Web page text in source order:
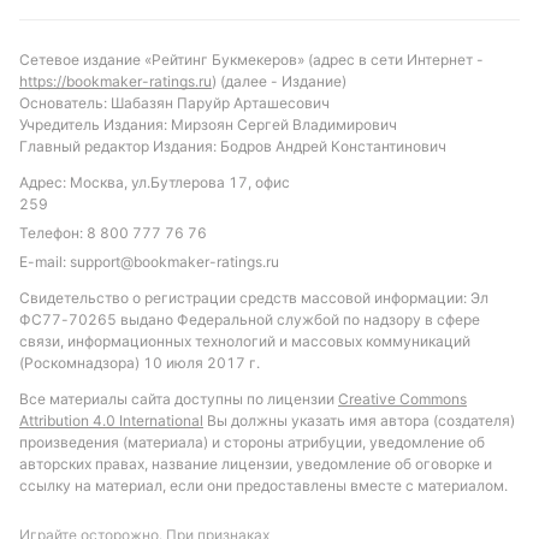
встреч, можно предположить, что матч будет
напряженным и сбалансированным, с
вероятностью ничейного результата или
минимальной победы Замалека. Рекомендуется
обратить внимание на ставку на тотал голов
больше 1.5, учитывая, что в большинстве очных
встреч забивалось не менее двух мячей. Также
интересной может стать ставка на победу
Керамики Клеопатра по аутам во втором тайме с
форой -1.5, учитывая их стабильность в этом
показателе. Такой подход позволит учесть
особенности игры обеих команд и повысить шансы
на успешный прогноз.
Обновлено:
Автор
Сетевое издание «Рейтинг Букмекеров» (адрес в сети Интернет -
https://bookmaker-ratings.ru) (далее - Издание)
Основатель: Шабазян Паруйр Арташесович
Учредитель Издания: Мирзоян Сергей Владимирович
Главный редактор Издания: Бодров Андрей Константинович
Адрес: Москва, ул.Бутлерова 17, офис
259
Телефон: 8 800 777 76 76
E-mail: support@bookmaker-ratings.ru
Свидетельство о регистрации средств массовой информации: Эл
ФС77-70265 выдано Федеральной службой по надзору в сфере
связи, информационных технологий и массовых коммуникаций
(Роскомнадзора) 10 июля 2017 г.
Все материалы сайта доступны по лицензии Creative Commons
Attribution 4.0 International Вы должны указать имя автора (создателя)
произведения (материала) и стороны атрибуции, уведомление об
авторских правах, название лицензии, уведомление об оговорке и
ссылку на материал, если они предоставлены вместе с материалом.
Играйте осторожно. При признаках